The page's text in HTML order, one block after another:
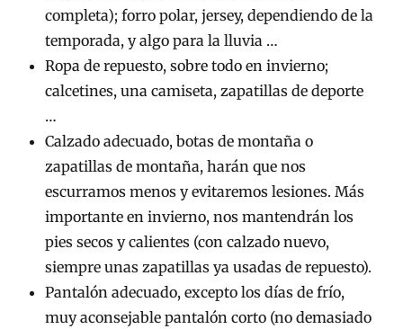
completa); forro polar, jersey, dependiendo de la
temporada, y algo para la lluvia …
Ropa de repuesto, sobre todo en invierno;
calcetines, una camiseta, zapatillas de deporte
…
Calzado adecuado, botas de montaña o
zapatillas de montaña, harán que nos
escurramos menos y evitaremos lesiones. Más
importante en invierno, nos mantendrán los
pies secos y calientes (con calzado nuevo,
siempre unas zapatillas ya usadas de repuesto).
Pantalón adecuado, excepto los días de frío,
muy aconsejable pantalón corto (no demasiado